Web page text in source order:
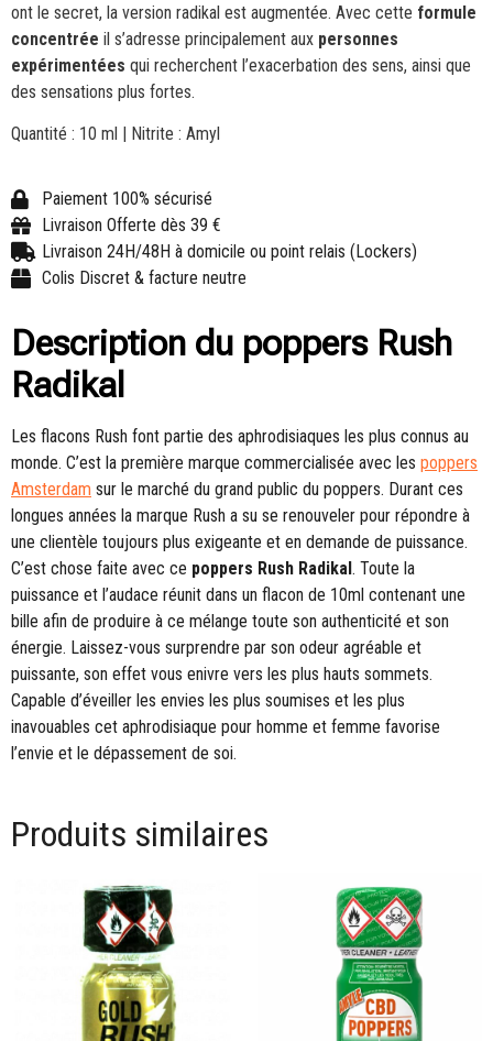
ont le secret, la version radikal est augmentée. Avec cette formule
concentrée il s’adresse principalement aux personnes
expérimentées qui recherchent l’exacerbation des sens, ainsi que
des sensations plus fortes.
Quantité : 10 ml | Nitrite : Amyl
Paiement 100% sécurisé
Livraison Offerte dès 39 €
Livraison 24H/48H à domicile ou point relais (Lockers)
Colis Discret & facture neutre
Description du poppers Rush
Radikal
Les flacons Rush font partie des aphrodisiaques les plus connus au
monde. C’est la première marque commercialisée avec les poppers
Amsterdam sur le marché du grand public du poppers. Durant ces
longues années la marque Rush a su se renouveler pour répondre à
une clientèle toujours plus exigeante et en demande de puissance.
C’est chose faite avec ce poppers Rush Radikal. Toute la
puissance et l’audace réunit dans un flacon de 10ml contenant une
bille afin de produire à ce mélange toute son authenticité et son
énergie. Laissez-vous surprendre par son odeur agréable et
puissante, son effet vous enivre vers les plus hauts sommets.
Capable d’éveiller les envies les plus soumises et les plus
inavouables cet aphrodisiaque pour homme et femme favorise
l’envie et le dépassement de soi.
Produits similaires